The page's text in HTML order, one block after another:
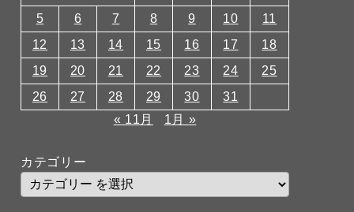
5
6 7 8 9 10
11
12
13 14 15 16 17
18
19
20 21 22 23 24
25
26
27 28 29 30
31
« 11月
1月 »
カテゴリー